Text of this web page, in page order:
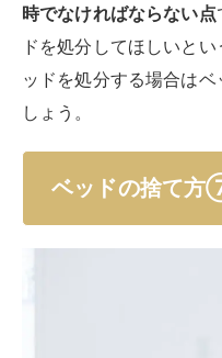
時でなければならない点
ドを処分してほしいと
ッドを処分する場合は
しょう。
ベッドの捨て方